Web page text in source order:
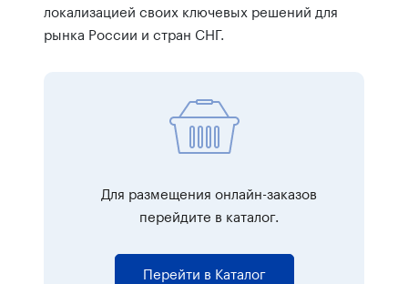
локализацией своих ключевых решений для
рынка России и стран СНГ.
Для размещения онлайн-заказов
перейдите в каталог.
Перейти в Каталог